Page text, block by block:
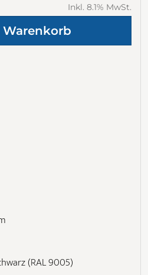
Inkl. 8.1% MwSt.
(RAL 9005)